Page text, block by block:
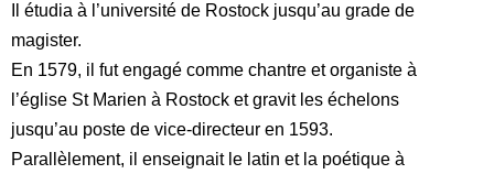
Burgales » en 1894.
Il étudia à l’université de Rostock jusqu’au grade de
magister.
En 1579, il fut engagé comme chantre et organiste à
l’église St Marien à Rostock et gravit les échelons
jusqu’au poste de vice-directeur en 1593.
Parallèlement, il enseignait le latin et la poétique à